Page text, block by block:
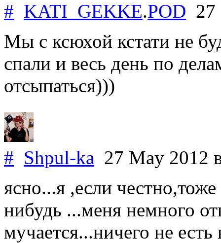
# KATI_GEKKE.POD
Мы с ксюхой кстати не
спали и весь день по
отсыпаться)))
# Shpul-ka 27 May 2012
ясно...я ,если
нибудь ...меня немного
мучается...ничего не